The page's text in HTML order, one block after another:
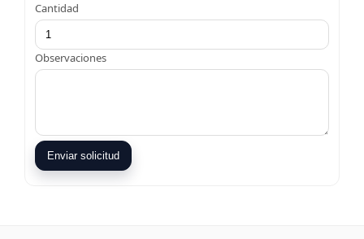
Cantidad
Observaciones
Enviar solicitud